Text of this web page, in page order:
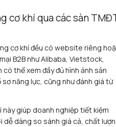
cơ khí qua các sàn
cơ khí đều có website riêng
B2B như Alibaba, Vietstock,
thể xem đầy đủ hình ảnh sản
năng lực, cũng như đánh giá từ
giúp doanh nghiệp tiết kiệm
dàng so sánh giá cả, chất